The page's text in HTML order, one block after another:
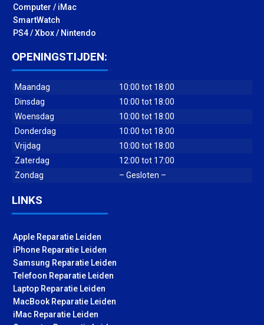
Computer / iMac
SmartWatch
PS4 / Xbox / Nintendo
OPENINGSTIJDEN:
Maandag
10:00 tot 18:00
Dinsdag
10:00 tot 18:00
Woensdag
10:00 tot 18:00
Donderdag
10:00 tot 18:00
Vrijdag
10:00 tot 18:00
Zaterdag
12:00 tot 17:00
Zondag
– Gesloten –
LINKS
Apple Reparatie Leiden
iPhone Reparatie Leiden
Samsung Reparatie Leiden
Telefoon Reparatie Leiden
Laptop Reparatie Leiden
MacBook Reparatie Leiden
iMac Reparatie Leiden